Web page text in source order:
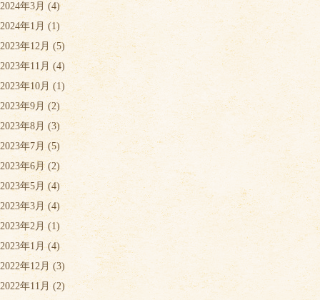
2024年3月 (4)
2024年1月 (1)
2023年12月 (5)
2023年11月 (4)
2023年10月 (1)
2023年9月 (2)
2023年8月 (3)
2023年7月 (5)
2023年6月(2)
2023年5月 (4)
2023年3月(4)
2023年2月 (1)
2023年1月(4)
2022年12月(3)
2022年11月 (2)